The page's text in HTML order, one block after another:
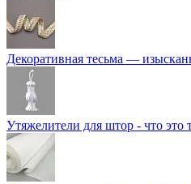
Декоративная тесьма —
Утяжелители для штор - что это